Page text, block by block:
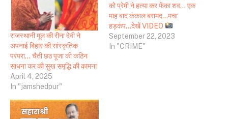
राजस्थानी मूल की रीना देवी ने
अपनाई बिहार की सांस्कृतिक
परंपरा… चैती छठ पूजा की कठिन
साधना कर की सुख समृद्धि की कामना
April 4, 2025
In "jamshedpur"
को प्रेमी ने हत्या कर फेंका शव… एक
माह बाद कंकाल बरामद…मचा
हड़कंप…देखें VIDEO
September 22, 2023
In "CRIME"